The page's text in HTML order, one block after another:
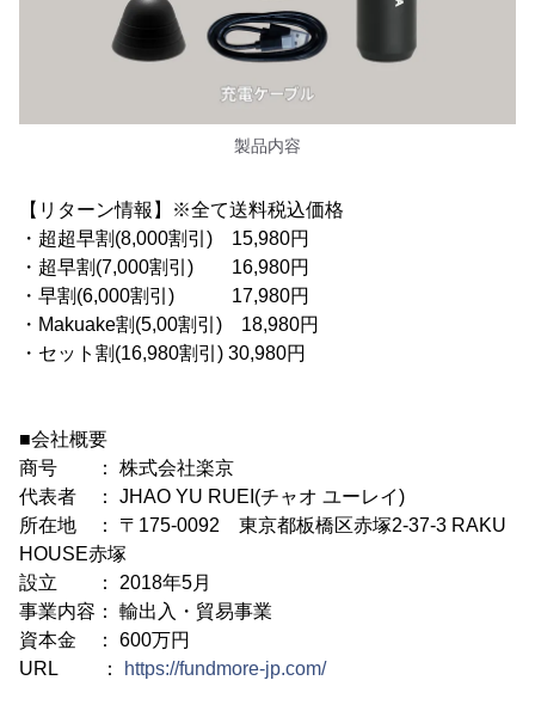
製品内容
【リターン情報】※全て送料税込価格
・超超早割(8,000割引) 15,980円
・超早割(7,000割引) 16,980円
・早割(6,000割引) 17,980円
・Makuake割(5,00割引) 18,980円
・セット割(16,980割引) 30,980円
■会社概要
商号 ： 株式会社楽京
代表者 ： JHAO YU RUEI(チャオ ユーレイ)
所在地 ： 〒175-0092 東京都板橋区赤塚2-37-3 RAKU
HOUSE赤塚
設立 ： 2018年5月
事業内容： 輸出入・貿易事業
資本金 ： 600万円
URL ：
https://fundmore-jp.com/